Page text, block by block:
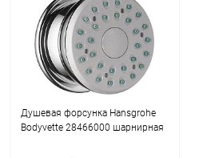
Душевая форсунка Hansgrohe
Bodyvette 28466000 шарнирная